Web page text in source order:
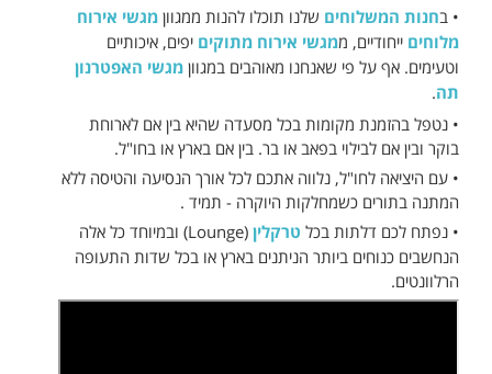
• בחנות המשלוחים שלנו תוכלו להנות ממגוון מגשי אירוח
מלוחים ייחודיים, ממגשי אירוח מתוקים יפים, איכותיים
וטעימים. אף על פי שאנחנו מאוהבים במגוון מגשי האפטרנון
תה.
• נטפל בהזמנת מקומות בכל מסעדה שהיא בין אם לארוחת
בוקר ובין אם לבילוי בפאב או בר. בין אם בארץ או בחו"ל.
• עם היציאה לחו"ל, נלווה אתכם לכל אורך הנסיעה והטיסה ללא
המתנה בתורים כשמחלקות היוקרה - תמיד .
• נפתח לכם דלתות בכל טרקלין
(Lounge) ובמיוחד כל אלה
הנחשבים כנוחים ביותר הניתנים בארץ או בכל שדות התעופה
הרלוונטים.